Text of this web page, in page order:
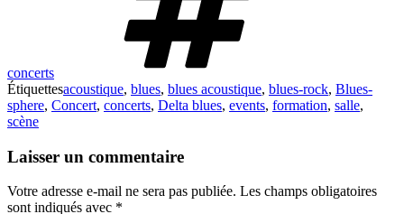
concerts
Étiquettesacoustique, blues, blues acoustique, blues-rock, Blues-
sphere, Concert, concerts, Delta blues, events, formation, salle,
scène
Laisser un commentaire
Votre adresse e-mail ne sera pas publiée. Les champs obligatoires
sont indiqués avec *